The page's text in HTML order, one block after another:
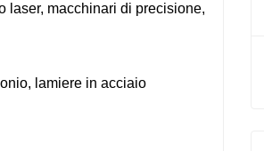
laser, macchinari di precisione,
lamiere in acciaio